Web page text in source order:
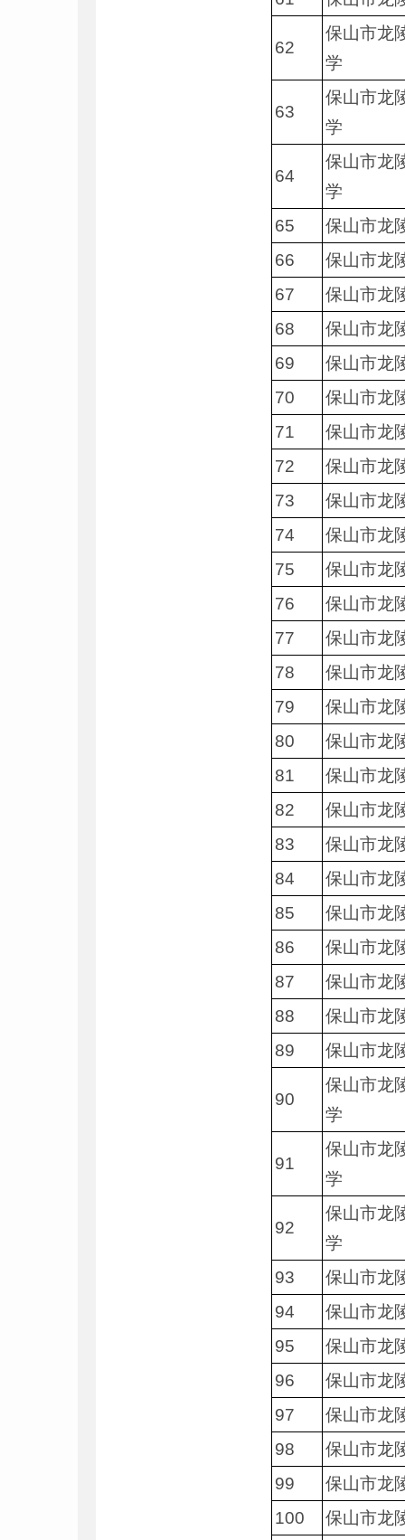
62
保山市龙
学
63
保山市龙
学
64
保山市龙
学
65
保山市龙
66
保山市龙
67
保山市龙
68
保山市龙
69
保山市龙
70
保山市龙
71
保山市龙
72
保山市龙
73
保山市龙
74
保山市龙
75
保山市龙
76
保山市龙
77
保山市龙
78
保山市龙
79
保山市龙
80
保山市龙
81
保山市龙
82
保山市龙
83
保山市龙
84
保山市龙
85
保山市龙
86
保山市龙
87
保山市龙
88
保山市龙
89
保山市龙
90
保山市龙
学
91
保山市龙
学
92
保山市龙
学
93
保山市龙
94
保山市龙
95
保山市龙
96
保山市龙
97
保山市龙
98
保山市龙
99
保山市龙
100
保山市龙